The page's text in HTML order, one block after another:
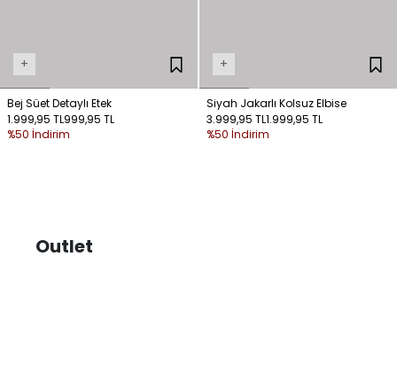
+
Bej Süet Detaylı Etek
1.999,95 TL999,95 TL
%50 İndirim
+
Siyah Jakarlı Kolsuz Elbise
3.999,95 TL1.999,95 TL
%50 İndirim
Outlet